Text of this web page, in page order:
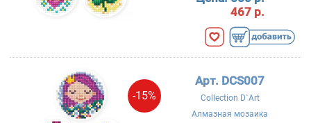
467 р.
-15%
Арт. DCS007
Collection D`Art
Алмазная мозаика